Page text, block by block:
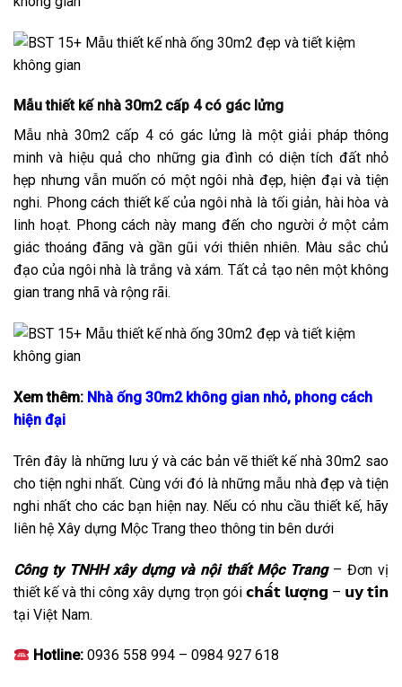
Mẫu thiết kế nhà 30m2 cấp 4 có gác lửng
Mẫu nhà 30m2 cấp 4 có gác lửng là một giải pháp thông
minh và hiệu quả cho những gia đình có diện tích đất nhỏ
hẹp nhưng vẫn muốn có một ngôi nhà đẹp, hiện đại và tiện
nghi. Phong cách thiết kế của ngôi nhà là tối giản, hài hòa và
linh hoạt. Phong cách này mang đến cho người ở một cảm
giác thoáng đãng và gần gũi với thiên nhiên. Màu sắc chủ
đạo của ngôi nhà là trắng và xám. Tất cả tạo nên một không
gian trang nhã và rộng rãi.
Xem thêm: Nhà ống 30m2 không gian nhỏ, phong cách
hiện đại
Trên đây là những lưu ý và các bản vẽ thiết kế nhà 30m2 sao
cho tiện nghi nhất. Cùng với đó là những mẫu nhà đẹp và tiện
nghi nhất cho các bạn hiện nay. Nếu có nhu cầu thiết kế, hãy
liên hệ Xây dựng Mộc Trang theo thông tin bên dưới
Công ty TNHH xây dựng và nội thất Mộc Trang– Đơn vị
thiết kế và thi công xây dựng trọn gói 𝗰𝗵𝗮̂́𝘁 𝗹𝘂̛𝗼̛̣𝗻𝗴 – 𝘂𝘆 𝘁𝗶́𝗻
tại Việt Nam.
Hotline: 0936 558 994 – 0984 927 618